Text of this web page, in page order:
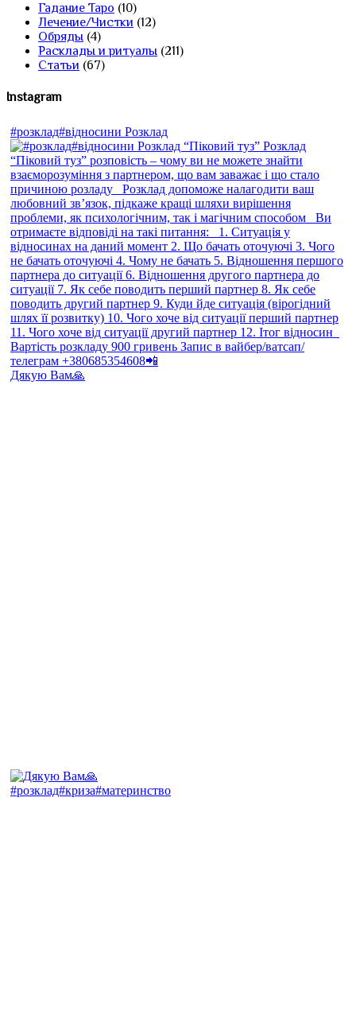
Гадание Таро (10)
Лечение/Чистки (12)
Обряды (4)
Расклады и ритуалы (211)
Статьи (67)
Instagram
#розклад#відносини Розклад
Дякую Вам🙏
#розклад#криза#материнство